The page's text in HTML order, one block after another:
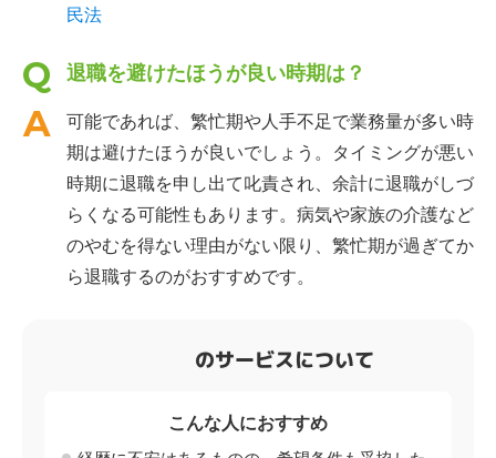
民法
退職を避けたほうが良い時期は？
可能であれば、繁忙期や人手不足で業務量が多い時
期は避けたほうが良いでしょう。タイミングが悪い
時期に退職を申し出て叱責され、余計に退職がしづ
らくなる可能性もあります。病気や家族の介護など
のやむを得ない理由がない限り、繁忙期が過ぎてか
ら退職するのがおすすめです。
のサービスについて
こんな人におすすめ